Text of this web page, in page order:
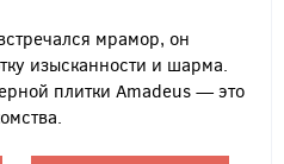
мрамор, он
изысканности и шарма.
плитки Amadeus — это